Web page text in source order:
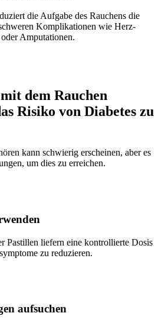
die Aufgabe des Rauchens die
Komplikationen wie Herz-
Amputationen.
dem Rauchen
Risiko von Diabetes zu
kann schwierig erscheinen, aber es
um dies zu erreichen.
Pastillen liefern eine kontrollierte Dosis
zu reduzieren.
aufsuchen